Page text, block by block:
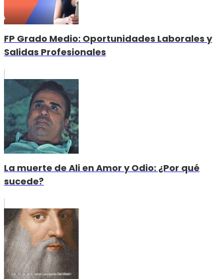
FP Grado Medio: Oportunidades Laborales y
Salidas Profesionales
La muerte de Ali en Amor y Odio: ¿Por qué
sucede?